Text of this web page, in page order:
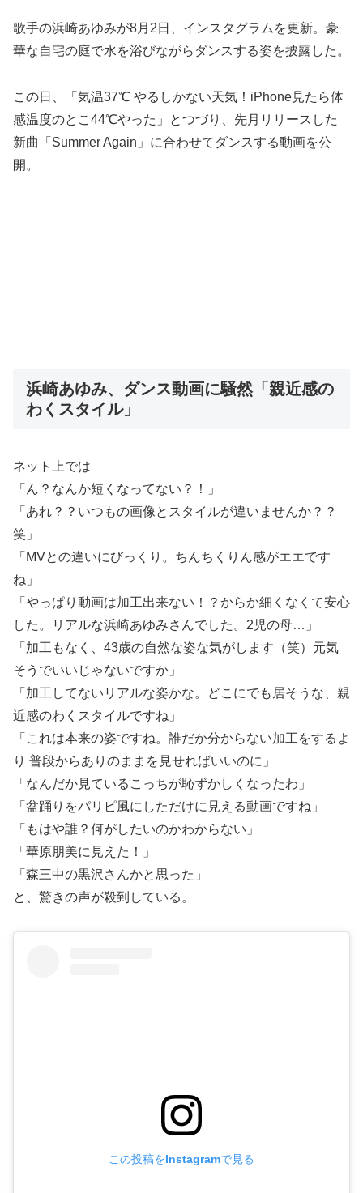
歌手の浜崎あゆみが8月2日、インスタグラムを更新。豪
華な自宅の庭で水を浴びながらダンスする姿を披露した。
この日、「気温37℃ やるしかない天気！iPhone見たら体
感温度のとこ44℃やった」とつづり、先月リリースした
新曲「Summer Again」に合わせてダンスする動画を公
開。
浜崎あゆみ、ダンス動画に騒然「親近感の
わくスタイル」
ネット上では
「ん？なんか短くなってない？！」
「あれ？？いつもの画像とスタイルが違いませんか？？
笑」
「MVとの違いにびっくり。ちんちくりん感がエエです
ね」
「やっぱり動画は加工出来ない！？からか細くなくて安心
した。リアルな浜崎あゆみさんでした。2児の母…」
「加工もなく、43歳の自然な姿な気がします（笑）元気
そうでいいじゃないですか」
「加工してないリアルな姿かな。どこにでも居そうな、親
近感のわくスタイルですね」
「これは本来の姿ですね。誰だか分からない加工をするよ
り 普段からありのままを見せればいいのに」
「なんだか見ているこっちが恥ずかしくなったわ」
「盆踊りをパリピ風にしただけに見える動画ですね」
「もはや誰？何がしたいのかわからない」
「華原朋美に見えた！」
「森三中の黒沢さんかと思った」
と、驚きの声が殺到している。
この投稿をInstagramで見る